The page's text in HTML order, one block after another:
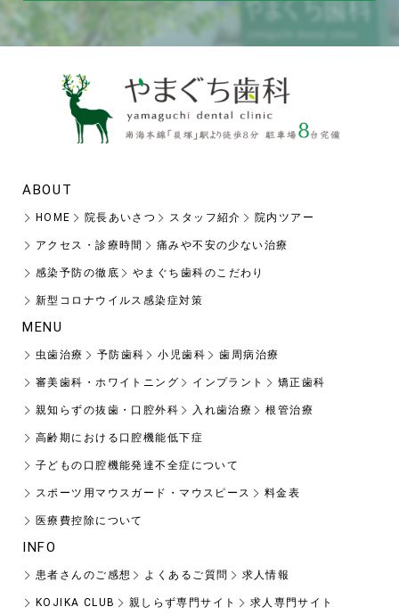
ABOUT
HOME 院長あいさつ スタッフ紹介 院内ツアー
アクセス・診療時間 痛みや不安の少ない治療
感染予防の徹底 やまぐち歯科のこだわり
新型コロナウイルス感染症対策
MENU
虫歯治療 予防歯科 小児歯科 歯周病治療
審美歯科・ホワイトニング インプラント 矯正歯科
親知らずの抜歯・口腔外科 入れ歯治療 根管治療
高齢期における口腔機能低下症
子どもの口腔機能発達不全症について
スポーツ用マウスガード・マウスピース 料金表
医療費控除について
INFO
患者さんのご感想 よくあるご質問 求人情報
KOJIKA CLUB 親しらず専門サイト 求人専門サイト